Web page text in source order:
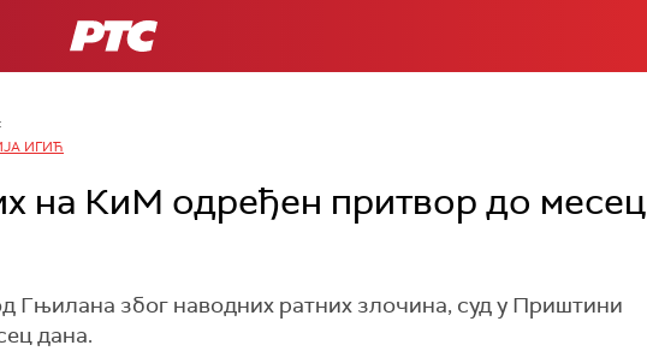
РТС
ИГИЋ
на КиМ одређен притвор до месец
Гњилана због наводних ратних злочина, суд у Приштини
дана.